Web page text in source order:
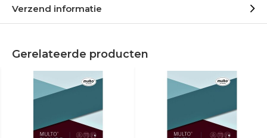
Verzend informatie
Gerelateerde producten